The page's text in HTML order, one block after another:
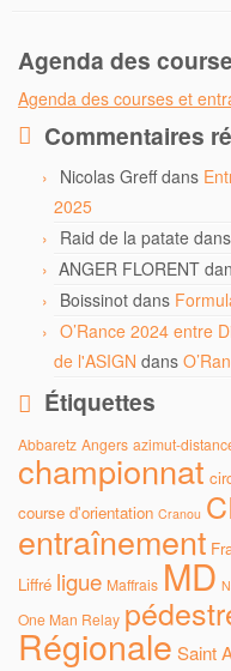
Agenda des
Agenda des courses et
Commentaires
Nicolas Greffdans
2025
Raid de la patate dans
ANGER FLORENT
Boissinot dans
O’Rance 2024 entre
de l'ASIGN dans
Étiquettes
Abbaretz Angers azimut-
championnat
course d'orientation Cranou
entraînement
Liffré ligue Maffrais MD
One Man Relay
Régionale Saint